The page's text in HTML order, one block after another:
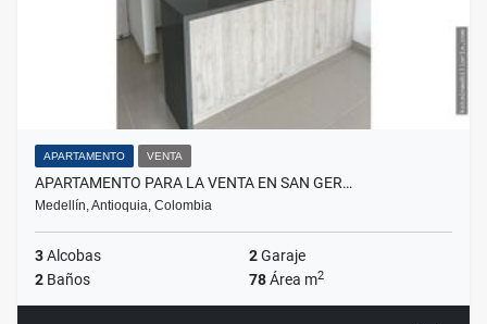
APARTAMENTO VENTA
APARTAMENTO PARA LA VENTA EN SAN GER…
Medellín, Antioquia, Colombia
3Alcobas 2Garaje
2 Baños 78Área m2